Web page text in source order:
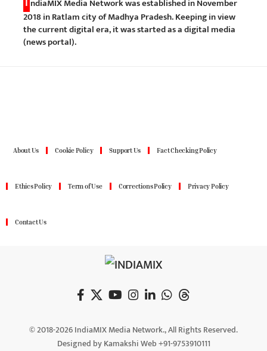
ndiaMIX Media Network was established in November
2018 in Ratlam city of Madhya Pradesh. Keeping in view
the current digital era, it was started as a digital media
(news portal).
About Us Cookie Policy Support Us Fact Checking Policy
Ethics Policy Term of Use Corrections Policy Privacy Policy
Contact Us
© 2018-2026 IndiaMIX Media Network., All Rights Reserved.
Designed by Kamakshi Web +91-9753910111